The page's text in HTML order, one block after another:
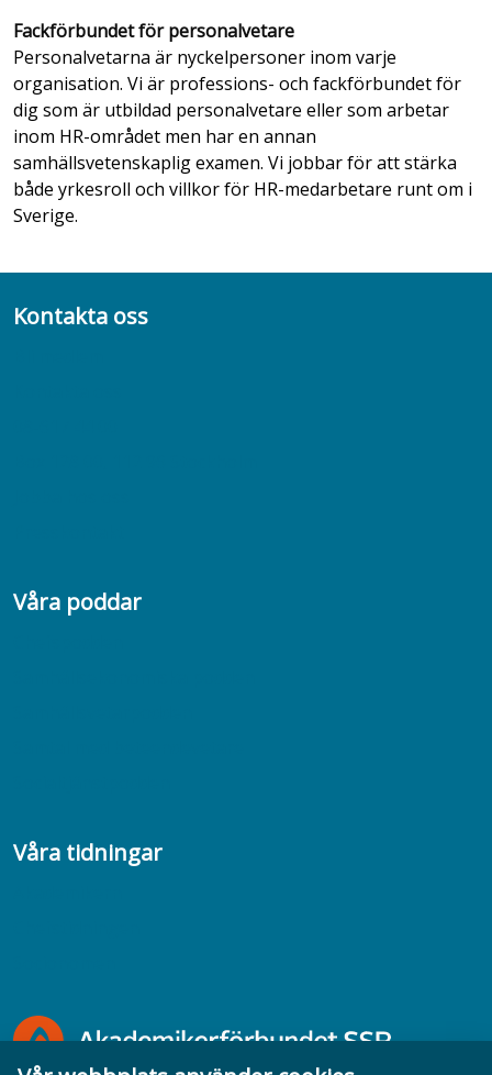
Fackförbundet för personalvetare
Personalvetarna är nyckelpersoner inom varje
organisation. Vi är professions- och fackförbundet för
dig som är utbildad personalvetare eller som arbetar
inom HR-området men har en annan
samhällsvetenskaplig examen. Vi jobbar för att stärka
både yrkesroll och villkor för HR-medarbetare runt om i
Sverige.
Kontakta oss
Våra poddar
Våra tidningar